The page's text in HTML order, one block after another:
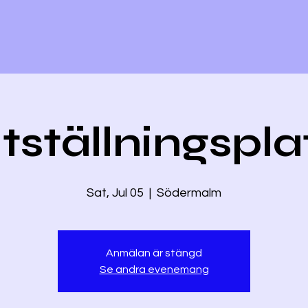
Sat, Jul 05
  |
Södermalm
Anmälan är stängd
Se andra evenemang